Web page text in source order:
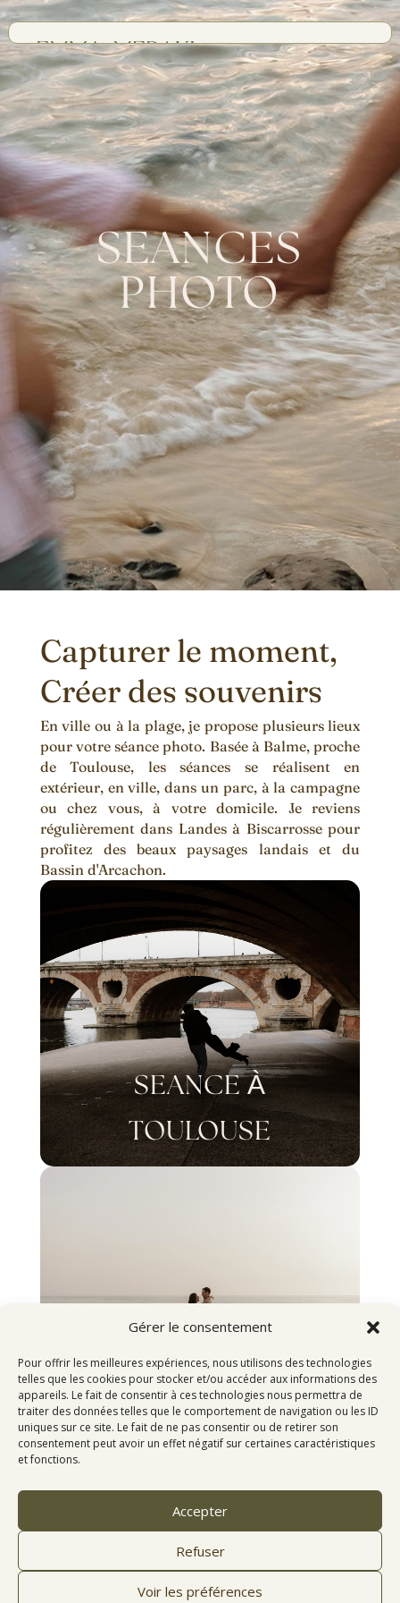
Gérer le consentement
Pour offrir les meilleures expériences, nous utilisons des technologies
telles que les cookies pour stocker et/ou accéder aux informations des
appareils. Le fait de consentir à ces technologies nous permettra de
traiter des données telles que le comportement de navigation ou les ID
uniques sur ce site. Le fait de ne pas consentir ou de retirer son
consentement peut avoir un effet négatif sur certaines caractéristiques
et fonctions.
Accepter
Refuser
Voir les préférences
SEANCES
PHOTO
Capturer le moment,
Créer des souvenirs
En ville ou à la plage, je propose plusieurs lieux
pour votre séance photo. Basée à Balme, proche
de Toulouse, les séances se réalisent en
extérieur, en ville, dans un parc, à la campagne
ou chez vous, à votre domicile. Je reviens
régulièrement dans Landes à Biscarrosse pour
profitez des beaux paysages landais et du
Bassin d'Arcachon.
SEANCE À
TOULOUSE
SEANCE À LA PLAGE
MON SITE POUR LES ENTREPRISES
06.52.30.34.17
©2026 EMMA MERAKI | MENTIONS LÉGALES